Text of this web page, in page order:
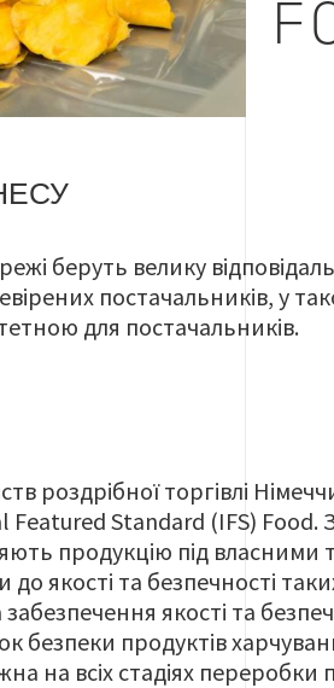
беруть велику
постачальників, у
для постачальників.
роздрібної торгівлі
Standard (IFS) Food.
продукцію під
якості та безпечності
якості та
безпеки продуктів
на всіх стадіях переробки